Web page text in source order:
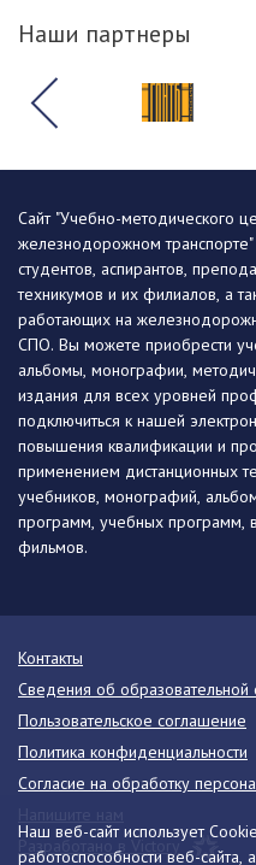
Наши партнеры
Наш веб-сайт использует
работоспособности веб-сайта,
Сайт "Учебно-методического
железнодорожном
студентов, аспирантов,
техникумов и их филиалов, а
работающих на
СПО. Вы можете приобрести
альбомы, монографии,
издания для всех уровней
подключиться к нашей
повышения квалификации и
применением дистанционных
учебников, монографий,
программ, учебных программ,
фильмов.
Контакты
Сведения об образовательной
Пользовательское соглашение
Политика конфиденциальности
Согласие на обработку
Разработано в Victory